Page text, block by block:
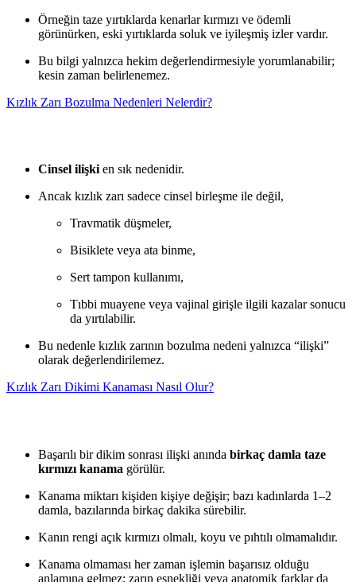
Örneğin taze yırtıklarda kenarlar kırmızı ve ödemli
görünürken, eski yırtıklarda soluk ve iyileşmiş izler vardır.
Bu bilgi yalnızca hekim değerlendirmesiyle yorumlanabilir;
kesin zaman belirlenemez.
Kızlık Zarı Bozulma Nedenleri Nelerdir?
Cinsel ilişki en sık nedenidir.
Ancak kızlık zarı sadece cinsel birleşme ile değil,
Travmatik düşmeler,
Bisiklete veya ata binme,
Sert tampon kullanımı,
Tıbbi muayene veya vajinal girişle ilgili kazalar sonucu
da yırtılabilir.
Bu nedenle kızlık zarının bozulma nedeni yalnızca “ilişki”
olarak değerlendirilemez.
Kızlık Zarı Dikimi Kanaması Nasıl Olur?
Başarılı bir dikim sonrası ilişki anında birkaç damla taze
kırmızı kanama görülür.
Kanama miktarı kişiden kişiye değişir; bazı kadınlarda 1–2
damla, bazılarında birkaç dakika sürebilir.
Kanın rengi açık kırmızı olmalı, koyu ve pıhtılı olmamalıdır.
Kanama olmaması her zaman işlemin başarısız olduğu
anlamına gelmez; zarın esnekliği veya anatomik farklar da